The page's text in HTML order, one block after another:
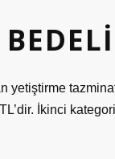
yetiştirme
İkinci